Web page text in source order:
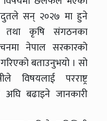
सन् २०२७ मा हुने
तथा कृषि संगठनका
नेपाल सरकारको
बताउनुभयो । सो
विषयलाई परराष्ट्र
बढाइने जानकारी